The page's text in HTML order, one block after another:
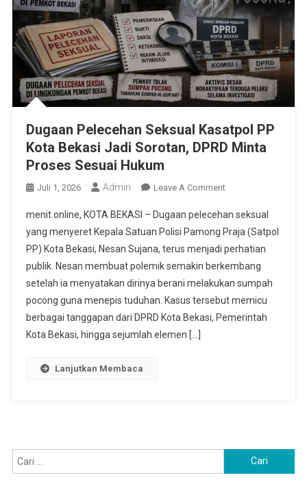
Dugaan Pelecehan Seksual Kasatpol PP
Kota Bekasi Jadi Sorotan, DPRD Minta
Proses Sesuai Hukum
Juli 1, 2026 Admin Leave A CommentOn
Pelecehan
Seksual
Kasatpol
PP
Kota
Bekasi
menit.online, KOTA BEKASI – Dugaan pelecehan seksual
yang menyeret Kepala Satuan Polisi Pamong Praja (Satpol
PP) Kota Bekasi, Nesan Sujana, terus menjadi perhatian
publik. Nesan membuat polemik semakin berkembang
setelah ia menyatakan dirinya berani melakukan sumpah
pocong guna menepis tuduhan. Kasus tersebut memicu
berbagai tanggapan dari DPRD Kota Bekasi, Pemerintah
Kota Bekasi, hingga sejumlah elemen […]
Lanjutkan Membaca
untuk: